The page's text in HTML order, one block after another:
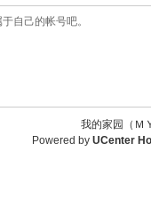
自己的帐号吧。
我的家园（
Powered by UCenter